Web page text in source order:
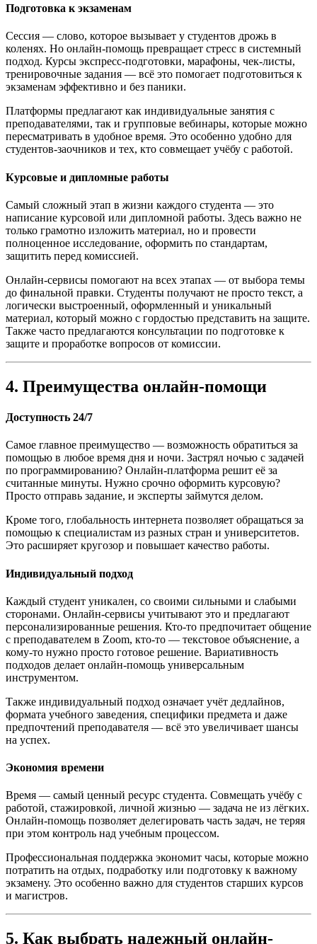
Подготовка к экзаменам
Сессия — слово, которое вызывает у студентов дрожь в
коленях. Но онлайн-помощь превращает стресс в системный
подход. Курсы экспресс-подготовки, марафоны, чек-листы,
тренировочные задания — всё это помогает подготовиться к
экзаменам эффективно и без паники.
Платформы предлагают как индивидуальные занятия с
преподавателями, так и групповые вебинары, которые можно
пересматривать в удобное время. Это особенно удобно для
студентов-заочников и тех, кто совмещает учёбу с работой.
Курсовые и дипломные работы
Самый сложный этап в жизни каждого студента — это
написание курсовой или дипломной работы. Здесь важно не
только грамотно изложить материал, но и провести
полноценное исследование, оформить по стандартам,
защитить перед комиссией.
Онлайн-сервисы помогают на всех этапах — от выбора темы
до финальной правки. Студенты получают не просто текст, а
логически выстроенный, оформленный и уникальный
материал, который можно с гордостью представить на защите.
Также часто предлагаются консультации по подготовке к
защите и проработке вопросов от комиссии.
4. Преимущества онлайн-помощи
Доступность 24/7
Самое главное преимущество — возможность обратиться за
помощью в любое время дня и ночи. Застрял ночью с задачей
по программированию? Онлайн-платформа решит её за
считанные минуты. Нужно срочно оформить курсовую?
Просто отправь задание, и эксперты займутся делом.
Кроме того, глобальность интернета позволяет обращаться за
помощью к специалистам из разных стран и университетов.
Это расширяет кругозор и повышает качество работы.
Индивидуальный подход
Каждый студент уникален, со своими сильными и слабыми
сторонами. Онлайн-сервисы учитывают это и предлагают
персонализированные решения. Кто-то предпочитает общение
с преподавателем в Zoom, кто-то — текстовое объяснение, а
кому-то нужно просто готовое решение. Вариативность
подходов делает онлайн-помощь универсальным
инструментом.
Также индивидуальный подход означает учёт дедлайнов,
формата учебного заведения, специфики предмета и даже
предпочтений преподавателя — всё это увеличивает шансы
на успех.
Экономия времени
Время — самый ценный ресурс студента. Совмещать учёбу с
работой, стажировкой, личной жизнью — задача не из лёгких.
Онлайн-помощь позволяет делегировать часть задач, не теряя
при этом контроль над учебным процессом.
Профессиональная поддержка экономит часы, которые можно
потратить на отдых, подработку или подготовку к важному
экзамену. Это особенно важно для студентов старших курсов
и магистров.
5. Как выбрать надежный онлайн-